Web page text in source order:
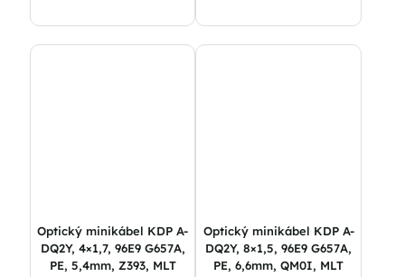
Optický minikábel KDP A-
DQ2Y, 4×1,7, 96E9 G657A,
PE, 5,4mm, Z393, MLT
Optický minikábel KDP A-
DQ2Y, 8×1,5, 96E9 G657A,
PE, 6,6mm, QM0I, MLT